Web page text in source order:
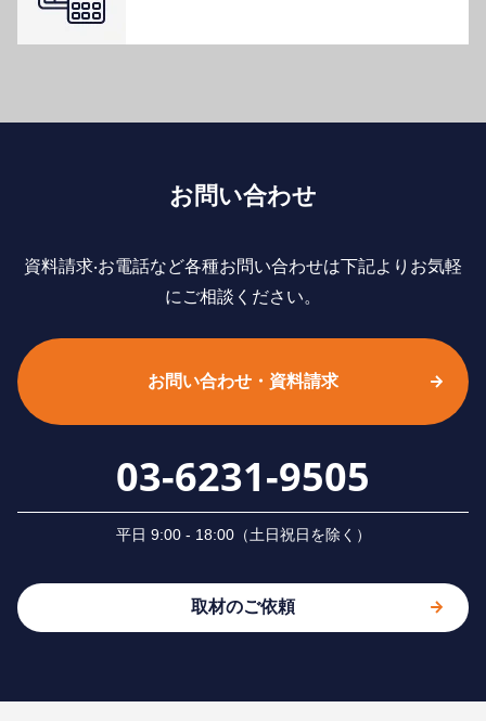
お問い合わせ
資料請求‧お電話など各種お問い合わせは下記よりお気軽
にご相談ください。
お問い合わせ・資料請求
03-6231-9505
平⽇ 9:00 - 18:00（⼟⽇祝⽇を除く）
取材のご依頼